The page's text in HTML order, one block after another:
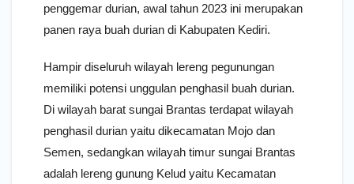
penggemar durian, awal tahun 2023 ini merupakan
panen raya buah durian di Kabupaten Kediri.
Hampir diseluruh wilayah lereng pegunungan
memiliki potensi unggulan penghasil buah durian.
Di wilayah barat sungai Brantas terdapat wilayah
penghasil durian yaitu dikecamatan Mojo dan
Semen, sedangkan wilayah timur sungai Brantas
adalah lereng gunung Kelud yaitu Kecamatan